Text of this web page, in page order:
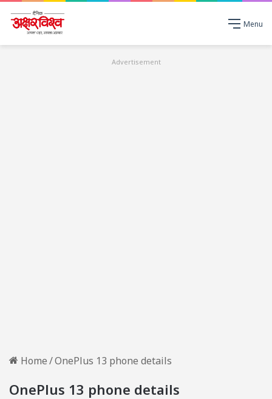
Menu
Advertisement
Home/OnePlus 13 phone details
OnePlus 13 phone details